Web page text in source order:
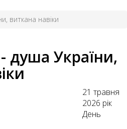
виткана навіки
душа України,
21 травня
2026 рік
День